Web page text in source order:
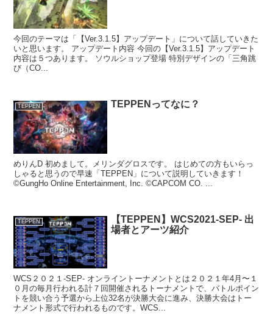
今回のテーマは「【Ver.3.1.5】アップデート」について話していきた
いと思います。 アップデート内容 今回の【Ver.3.1.5】アップデート
内容は５つあります。 ソウルショップ登場 特別デザインの「三角跳
び（CO...
TEPPEN TEPPENってなに？
めりんD 初めまして。メリンダグロスです。 はじめての方もいらっ
しゃると思うので早速「TEPPEN」について説明していきます！
©GungHo Online Entertainment, Inc. ©CAPCOM CO. ...
TEPPEN
【TEPPEN】WCS2021-SEP- 出
場者とアーツ紹介
WCS２０２１-SEP- オンライントーナメントとは２０２１年4月〜１
０月の毎月行われる計７回開催されるトーナメントで、バトルポイン
トを競い合う予選から上位32名が決勝大会に進み、決勝大会はトー
ナメント形式で行われるものです。WCS...